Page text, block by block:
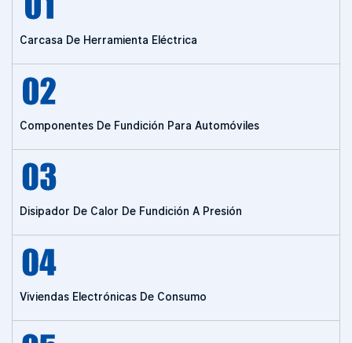
Carcasa De Herramienta Eléctrica
Componentes De Fundición Para Automóviles
Disipador De Calor De Fundición A Presión
Viviendas Electrónicas De Consumo